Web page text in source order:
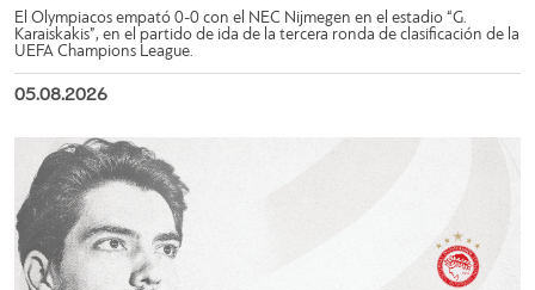
El Olympiacos empató 0-0 con el NEC Nijmegen en el estadio “G.
Karaiskakis”, en el partido de ida de la tercera ronda de clasificación de la
UEFA Champions League.
05.08.2026